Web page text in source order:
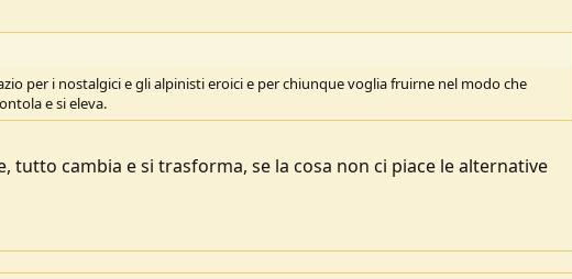
per i nostalgici e gli alpinisti eroici e per chiunque voglia fruirne nel modo che
e si eleva.
tutto cambia e si trasforma, se la cosa non ci piace le alternative